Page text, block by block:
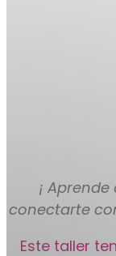
¡
conectarte
Este taller